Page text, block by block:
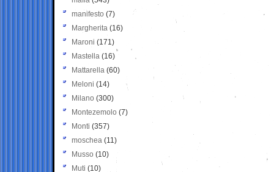
manifesto (7)
Margherita (16)
Maroni (171)
Mastella (16)
Mattarella (60)
Meloni (14)
Milano (300)
Montezemolo (7)
Monti (357)
moschea (11)
Musso (10)
Muti (10)